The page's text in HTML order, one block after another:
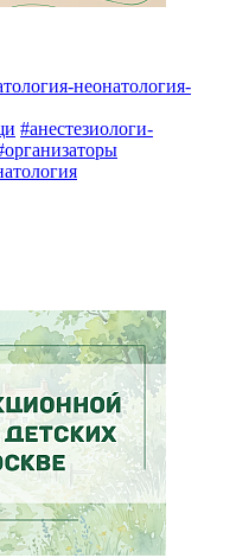
неонатология-
#анестезиологи-